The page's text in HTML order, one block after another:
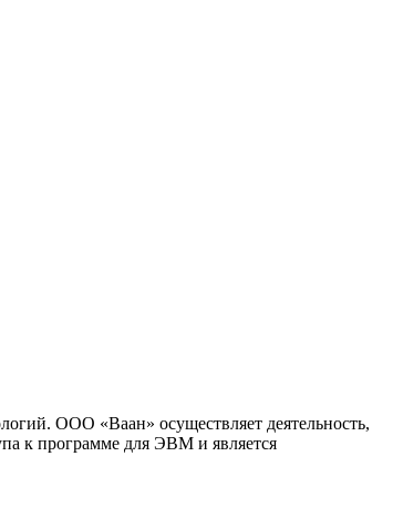
ООО «Ваан» осуществляет деятельность,
к программе для ЭВМ и является